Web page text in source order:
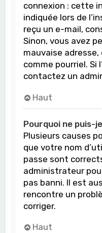
connexion : cette
indiquée lors de
reçu un e-mail,
Sinon, vous avez
mauvaise adresse,
comme pourriel. Si
contactez un
Haut
Pourquoi ne puis-
Plusieurs causes
que votre nom
passe sont
administrateur
pas banni. Il est
rencontre un
corriger.
Haut